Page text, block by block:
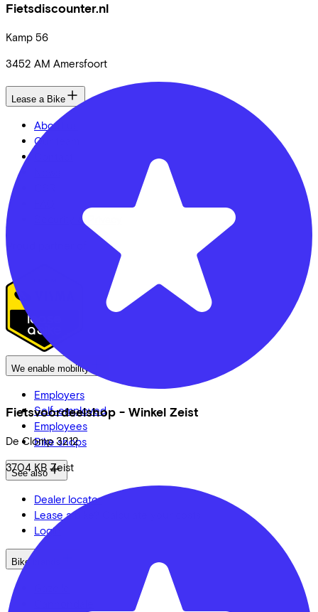
Fietsdiscounter.nl
Kamp 56
3452 AM Amersfoort
Fietsvoordeelshop - Winkel Zeist
De Clomp 3212
3704 KB Zeist
Lease a Bike
About us
Our team
Security & Privacy
Proud partner of
We enable mobility
Employers
Self-employed
Employees
Bike shops
See also
Dealer locator
Lease a bike? Calculate your costs
Login
Bike brands